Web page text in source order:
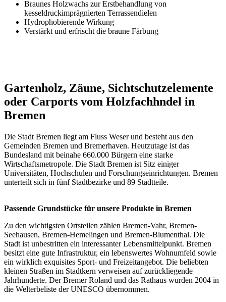
Braunes Holzwachs zur Erstbehandlung von
kesseldruckimprägnierten Terrassendielen
Hydrophobierende Wirkung
Verstärkt und erfrischt die braune Färbung
Gartenholz, Zäune, Sichtschutzelemente
oder Carports vom Holzfachhndel in
Bremen
Die Stadt Bremen liegt am Fluss Weser und besteht aus den
Gemeinden Bremen und Bremerhaven. Heutzutage ist das
Bundesland mit beinahe 660.000 Bürgern eine starke
Wirtschaftsmetropole. Die Stadt Bremen ist Sitz einiger
Universitäten, Hochschulen und Forschungseinrichtungen. Bremen
unterteilt sich in fünf Stadtbezirke und 89 Stadtteile.
Passende Grundstücke für unsere Produkte in Bremen
Zu den wichtigsten Ortsteilen zählen Bremen-Vahr, Bremen-
Seehausen, Bremen-Hemelingen und Bremen-Blumenthal. Die
Stadt ist unbestritten ein interessanter Lebensmittelpunkt. Bremen
besitzt eine gute Infrastruktur, ein lebenswertes Wohnumfeld sowie
ein wirklich exquisites Sport- und Freizeitangebot. Die beliebten
kleinen Straßen im Stadtkern verweisen auf zurückliegende
Jahrhunderte. Der Bremer Roland und das Rathaus wurden 2004 in
die Welterbeliste der UNESCO übernommen.